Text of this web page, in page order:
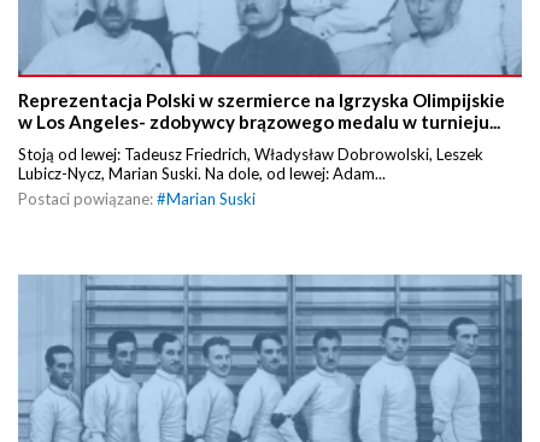
Reprezentacja Polski w szermierce na Igrzyska Olimpijskie
w Los Angeles- zdobywcy brązowego medalu w turnieju...
Stoją od lewej: Tadeusz Friedrich, Władysław Dobrowolski, Leszek
Lubicz-Nycz, Marian Suski. Na dole, od lewej: Adam...
Postaci powiązane:#Marian Suski